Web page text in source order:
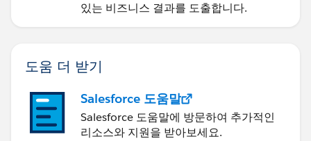
있는 비즈니스 결과를 도출합니다.
도움 더 받기
Salesforce 도움말
Salesforce 도움말에 방문하여 추가적인
리소스와 지원을 받아보세요.